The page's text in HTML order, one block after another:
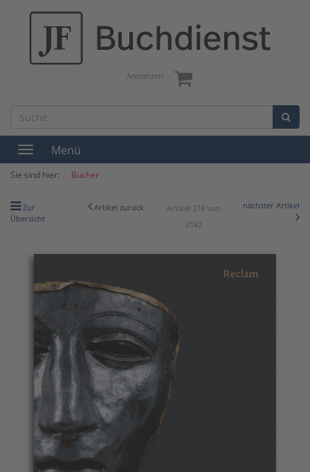
Anmelden
Toggle
navigation
Menü
Sie sind hier: Bücher
Zur
Übersicht
Artikel zurück
Artikel 374 von
2147
nächster Artikel